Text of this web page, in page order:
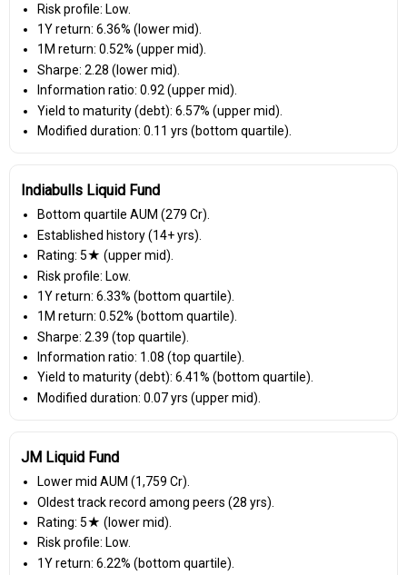
Risk profile: Low.
1Y return: 6.36% (lower mid).
1M return: 0.52% (upper mid).
Sharpe: 2.28 (lower mid).
Information ratio: 0.92 (upper mid).
Yield to maturity (debt): 6.57% (upper mid).
Modified duration: 0.11 yrs (bottom quartile).
Indiabulls Liquid Fund
Bottom quartile AUM (₹279 Cr).
Established history (14+ yrs).
Rating: 5★ (upper mid).
Risk profile: Low.
1Y return: 6.33% (bottom quartile).
1M return: 0.52% (bottom quartile).
Sharpe: 2.39 (top quartile).
Information ratio: 1.08 (top quartile).
Yield to maturity (debt): 6.41% (bottom quartile).
Modified duration: 0.07 yrs (upper mid).
JM Liquid Fund
Lower mid AUM (₹1,759 Cr).
Oldest track record among peers (28 yrs).
Rating: 5★ (lower mid).
Risk profile: Low.
1Y return: 6.22% (bottom quartile).